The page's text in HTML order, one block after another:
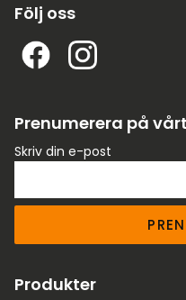
Följ oss
Prenumerera på
Skriv din e-post
Produkter